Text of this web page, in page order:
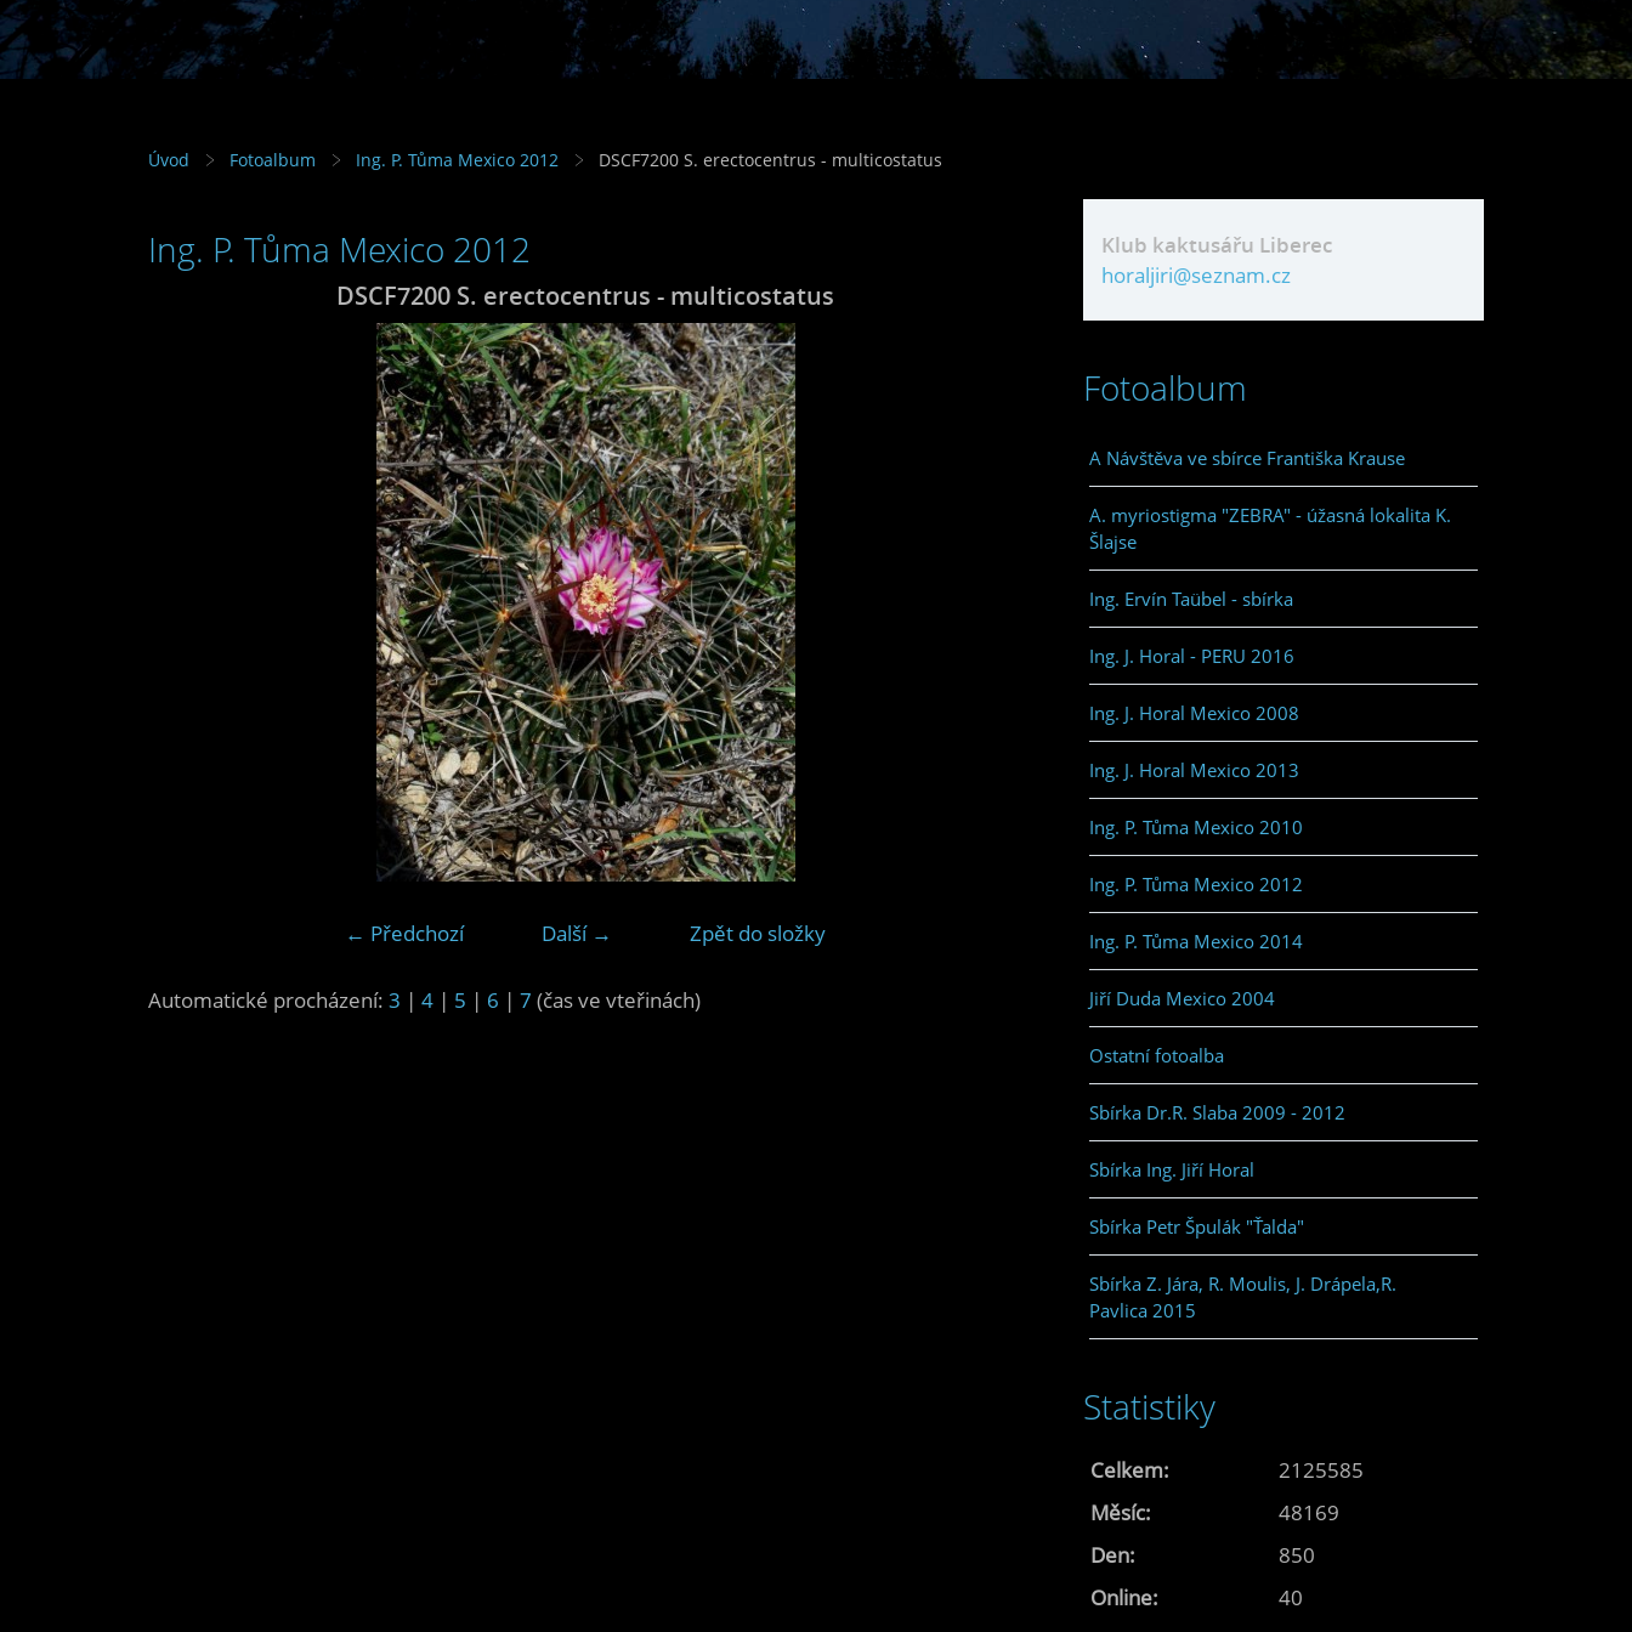
Úvod Fotoalbum Ing. P. Tůma Mexico 2012 DSCF7200 S. erectocentrus - multicostatus
Ing. P. Tůma Mexico 2012
DSCF7200 S. erectocentrus - multicostatus
← Předchozí Další → Zpět do složky
Automatické procházení: 3 | 4 | 5 | 6 | 7 (čas ve vteřinách)
Klub kaktusářu Liberec
horaljiri@seznam.cz
Fotoalbum
A Návštěva ve sbírce Františka Krause
A. myriostigma "ZEBRA" - úžasná lokalita K.
Šlajse
Ing. Ervín Taübel - sbírka
Ing. J. Horal - PERU 2016
Ing. J. Horal Mexico 2008
Ing. J. Horal Mexico 2013
Ing. P. Tůma Mexico 2010
Ing. P. Tůma Mexico 2012
Ing. P. Tůma Mexico 2014
Jiří Duda Mexico 2004
Ostatní fotoalba
Sbírka Dr.R. Slaba 2009 - 2012
Sbírka Ing. Jiří Horal
Sbírka Petr Špulák "Ťalda"
Sbírka Z. Jára, R. Moulis, J. Drápela,R.
Pavlica 2015
Statistiky
Online: 40
Celkem:
2125585
Měsíc:
48169
Den:
850